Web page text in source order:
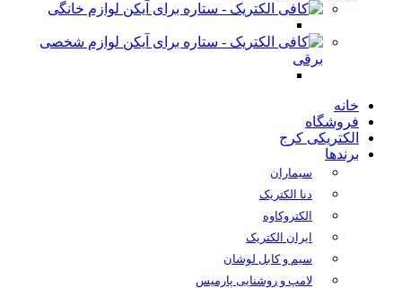
لوازم خانگی
لوازم شخصی
برقی
خانه
فروشگاه
الکتریکی کرج
برندها
سیماران
دنا الکتریک
الکتروکاوه
ایران الکتریک
سیم و کابل لوشان
لامپ و روشنایی پارمیس